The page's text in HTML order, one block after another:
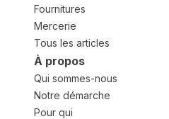
Fournitures
Mercerie
Tous les articles
À propos
Qui sommes-nous
Notre démarche
Pour qui